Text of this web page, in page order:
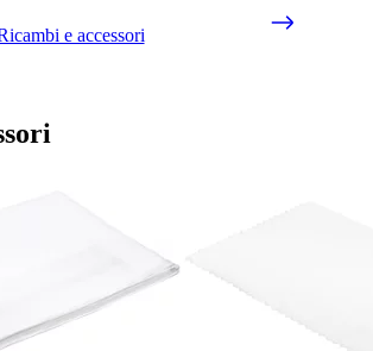
e accessori